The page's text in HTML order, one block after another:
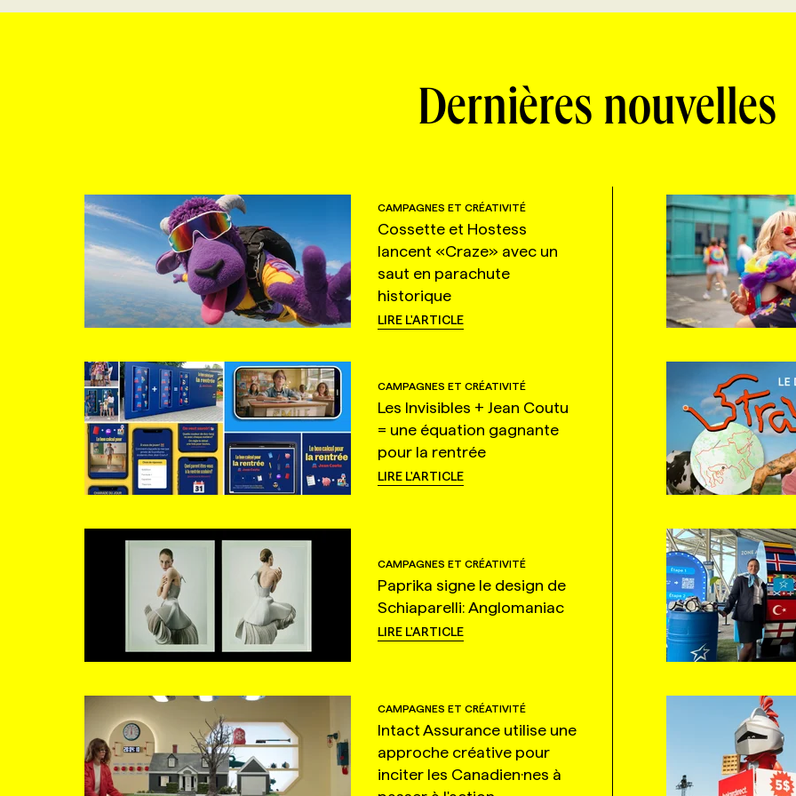
Dernières nouvelles
CAMPAGNES ET CRÉATIVITÉ
Cossette et Hostess
lancent «Craze» avec un
saut en parachute
historique
LIRE L'ARTICLE
CAMPAGNES ET CRÉATIVITÉ
Les Invisibles + Jean Coutu
= une équation gagnante
pour la rentrée
LIRE L'ARTICLE
CAMPAGNES ET CRÉATIVITÉ
Paprika signe le design de
Schiaparelli: Anglomaniac
LIRE L'ARTICLE
CAMPAGNES ET CRÉATIVITÉ
Intact Assurance utilise une
approche créative pour
inciter les Canadien·nes à